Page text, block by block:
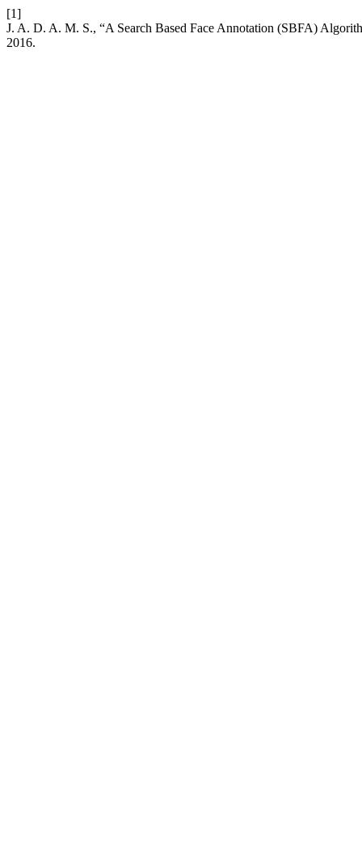
[1]
J. A. D. A. M. S., “A Search Based Face Annotation (SBFA)
2016.